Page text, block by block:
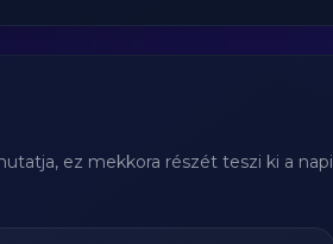
ez mekkora részét teszi ki a napi